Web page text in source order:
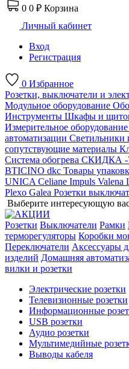
0 0 ₽ Корзина
Личный кабинет
Вход
Регистрация
0 Избранное
Розетки, выключатели и
Модульное оборудование
Инструменты Шкафы и
Измерительное оборудование
автоматизации Светильники
сопутствующие материалы
Система обогрева СКИДКА -
BTICINO dkc Товары
UNICA Celiane Impuls Valena
Plexo Galea Розетки
Выберите интересующую
Розетки Выключатели Рамки
терморегуляторы Коробки
Переключатели Аксессуары
изделий Домашняя
вилки и розетки
Электрические розетки
Телевизионные розетки
Информационные
USB розетки
Аудио розетки
Мультимедийные
Выводы кабеля